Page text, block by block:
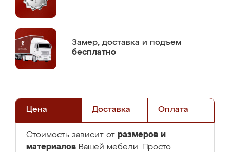
Замер, доставка и подъем
бесплатно
Цена Доставка Оплата
Стоимость зависит от размеров и
материалов Вашей мебели. Просто